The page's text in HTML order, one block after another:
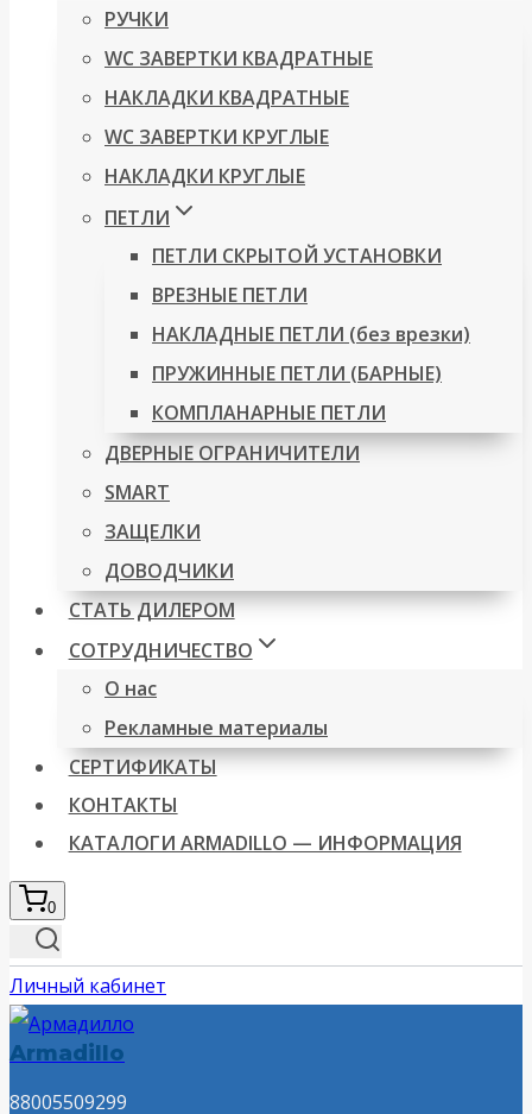
РУЧКИ
WC ЗАВЕРТКИ КВАДРАТНЫЕ
НАКЛАДКИ КВАДРАТНЫЕ
WC ЗАВЕРТКИ КРУГЛЫЕ
НАКЛАДКИ КРУГЛЫЕ
ПЕТЛИ
ПЕТЛИ СКРЫТОЙ УСТАНОВКИ
ВРЕЗНЫЕ ПЕТЛИ
НАКЛАДНЫЕ ПЕТЛИ (без врезки)
ПРУЖИННЫЕ ПЕТЛИ (БАРНЫЕ)
КОМПЛАНАРНЫЕ ПЕТЛИ
ДВЕРНЫЕ ОГРАНИЧИТЕЛИ
SMART
ЗАЩЕЛКИ
ДОВОДЧИКИ
СТАТЬ ДИЛЕРОМ
СОТРУДНИЧЕСТВО
О нас
Рекламные материалы
СЕРТИФИКАТЫ
КОНТАКТЫ
КАТАЛОГИ ARMADILLO — ИНФОРМАЦИЯ
0
Личный кабинет
Armadillo
88005509299